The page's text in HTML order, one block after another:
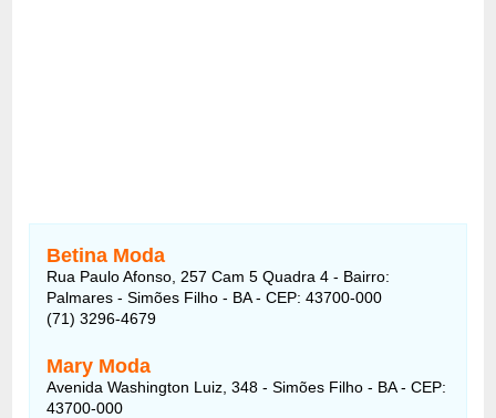
Betina Moda
Rua Paulo Afonso, 257 Cam 5 Quadra 4 - Bairro:
Palmares - Simões Filho - BA - CEP: 43700-000
(71) 3296-4679
Mary Moda
Avenida Washington Luiz, 348 - Simões Filho - BA - CEP:
43700-000